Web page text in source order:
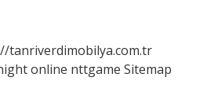
tanriverdimobilya.com.tr
online nttgame Sitemap